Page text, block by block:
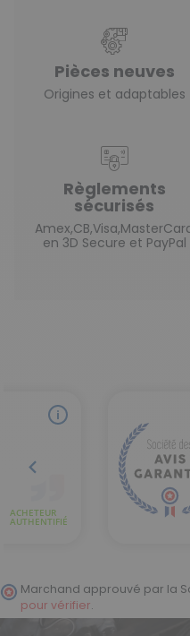
Pièces neuves
Origines et adaptables
Règlements
sécurisés
en 3D Secure et PayPal
Marchand approuvé par la
pour vérifier.